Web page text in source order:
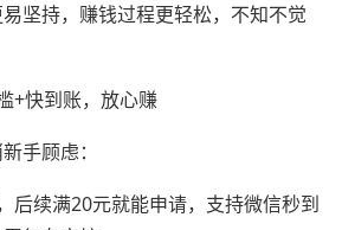
坚持，赚钱过程更轻松，不知不觉
+快到账，放心赚
手顾虑：
后续满20元就能申请，支持微信秒到